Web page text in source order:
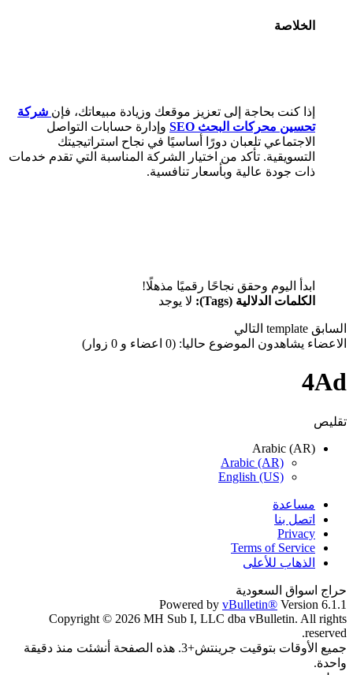
الخلاصة
إذا كنت بحاجة إلى تعزيز موقعك وزيادة مبيعاتك، فإن شركة
تحسين محركات البحث SEO
وإدارة حسابات التواصل
الاجتماعي تلعبان دورًا أساسيًا في نجاح استراتيجيتك
التسويقية. تأكد من اختيار الشركة المناسبة التي تقدم خدمات
ذات جودة عالية وبأسعار تنافسية.
ابدأ اليوم وحقق نجاحًا رقميًا مذهلًا!
الكلمات الدلالية (Tags):
لا يوجد
السابق template التالي
الاعضاء يشاهدون الموضوع حاليا: (0 اعضاء و 0 زوار)
4Ad
تقليص
Arabic (AR)
Arabic (AR)
English (US)
مساعدة
اتصل بنا
Privacy
Terms of Service
الذهاب للأعلى
حراج اسواق السعودية
Powered by vBulletin® Version 6.1.1
Copyright © 2026 MH Sub I, LLC dba vBulletin. All rights
reserved.
جميع الأوقات بتوقيت جرينتش+3. هذه الصفحة أنشئت منذ دقيقة
واحدة.